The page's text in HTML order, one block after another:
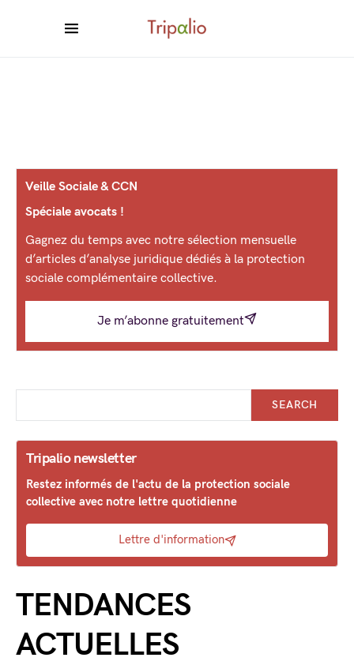
Veille Sociale & CCN
Spéciale avocats !
Gagnez du temps avec notre sélection mensuelle
d’articles d’analyse juridique dédiés à la protection
sociale complémentaire collective.
Je m’abonne gratuitement
SEARCH
Tripalio newsletter
Restez informés de l'actu de la protection sociale
collective avec notre lettre quotidienne
Lettre d'information
TENDANCES
ACTUELLES